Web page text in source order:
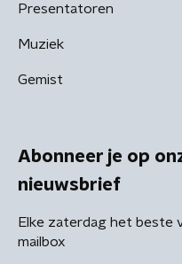
Presentatoren
Muziek
Gemist
Abonneer je op
nieuwsbrief
Elke zaterdag het beste
mailbox